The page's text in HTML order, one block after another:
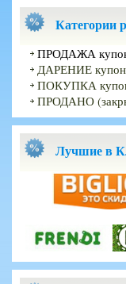
Категории
ПРОДАЖА
ДАРЕНИЕ
ПОКУПКА
ПРОДАНО
Лучшие в